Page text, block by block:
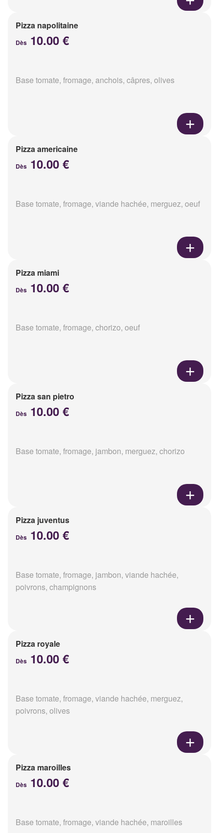
Pizza napolitaine
Dès 10.00 €
Base tomate, fromage, anchois, câpres, olives
Pizza americaine
Dès 10.00 €
Base tomate, fromage, viande hachée, merguez, oeuf
Pizza miami
Dès 10.00 €
Base tomate, fromage, chorizo, oeuf
Pizza san pietro
Dès 10.00 €
Base tomate, fromage, jambon, merguez, chorizo
Pizza juventus
Dès 10.00 €
Base tomate, fromage, jambon, viande hachée,
poivrons, champignons
Pizza royale
Dès 10.00 €
Base tomate, fromage, viande hachée, merguez,
poivrons, olives
Pizza maroilles
Dès 10.00 €
Base tomate, fromage, viande hachée, maroilles